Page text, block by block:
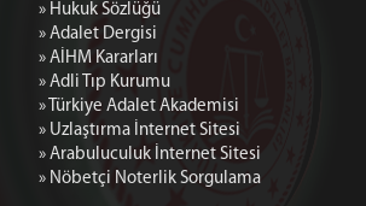
» Hukuk Sözlüğü
» Adalet Dergisi
» AİHM Kararları
» Adli Tıp Kurumu
» Türkiye Adalet Akademisi
» Uzlaştırma İnternet Sitesi
» Arabuluculuk İnternet Sitesi
» Nöbetçi Noterlik Sorgulama